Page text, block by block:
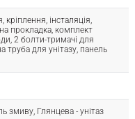
кріплення, інсталяція,
прокладка, комплект
2 болти-тримачі для
труба для унітазу, панель
змиву, Глянцева - унітаз